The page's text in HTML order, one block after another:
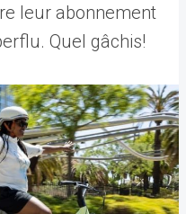
leur abonnement
Quel gâchis!